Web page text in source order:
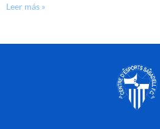
Leer más »